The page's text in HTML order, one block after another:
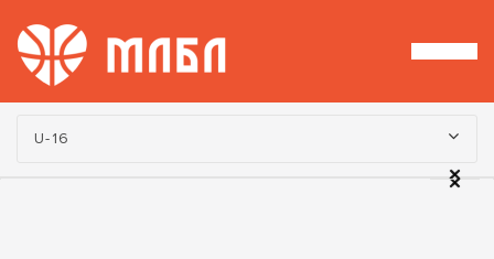
Турнир:
U-16